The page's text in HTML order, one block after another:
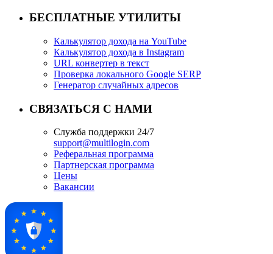
БЕСПЛАТНЫЕ УТИЛИТЫ
Калькулятор дохода на YouTube
Калькулятор дохода в Instagram
URL конвертер в текст
Проверка локального Google SERP
Генератор случайных адресов
СВЯЗАТЬСЯ С НАМИ
Служба поддержки 24/7
support@multilogin.com
Реферальная программа
Партнерская программа
Цены
Вакансии